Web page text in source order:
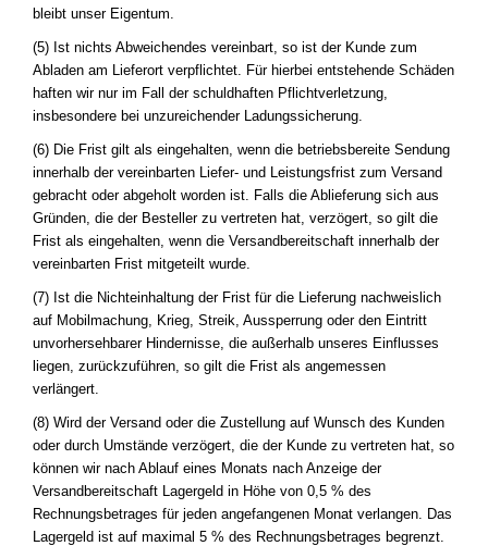
bleibt unser Eigentum.
(5) Ist nichts Abweichendes vereinbart, so ist der Kunde zum
Abladen am Lieferort verpflichtet. Für hierbei entstehende Schäden
haften wir nur im Fall der schuldhaften Pflichtverletzung,
insbesondere bei unzureichender Ladungssicherung.
(6) Die Frist gilt als eingehalten, wenn die betriebsbereite Sendung
innerhalb der vereinbarten Liefer- und Leistungsfrist zum Versand
gebracht oder abgeholt worden ist. Falls die Ablieferung sich aus
Gründen, die der Besteller zu vertreten hat, verzögert, so gilt die
Frist als eingehalten, wenn die Versandbereitschaft innerhalb der
vereinbarten Frist mitgeteilt wurde.
(7) Ist die Nichteinhaltung der Frist für die Lieferung nachweislich
auf Mobilmachung, Krieg, Streik, Aussperrung oder den Eintritt
unvorhersehbarer Hindernisse, die außerhalb unseres Einflusses
liegen, zurückzuführen, so gilt die Frist als angemessen
verlängert.
(8) Wird der Versand oder die Zustellung auf Wunsch des Kunden
oder durch Umstände verzögert, die der Kunde zu vertreten hat, so
können wir nach Ablauf eines Monats nach Anzeige der
Versandbereitschaft Lagergeld in Höhe von 0,5 % des
Rechnungsbetrages für jeden angefangenen Monat verlangen. Das
Lagergeld ist auf maximal 5 % des Rechnungsbetrages begrenzt.